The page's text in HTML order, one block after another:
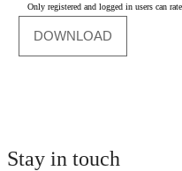
Only registered and logged in users can
Stay in touch